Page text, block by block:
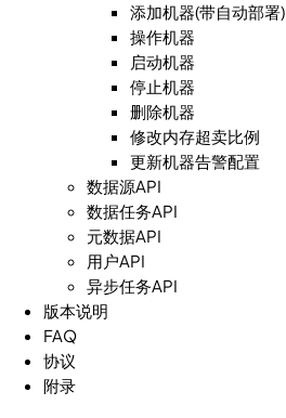
添加机器(带自动部署)
操作机器
启动机器
停止机器
删除机器
修改内存超卖比例
更新机器告警配置
数据源API
数据任务API
元数据API
用户API
异步任务API
版本说明
FAQ
协议
附录